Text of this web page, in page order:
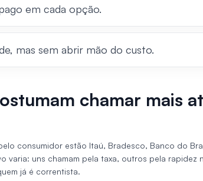
em cada opção.
mas sem abrir mão do custo.
chamar mais
consumidor estão Itaú, Bradesco, Banco do
varia: uns chamam pela taxa, outros pela rapidez
já é correntista.